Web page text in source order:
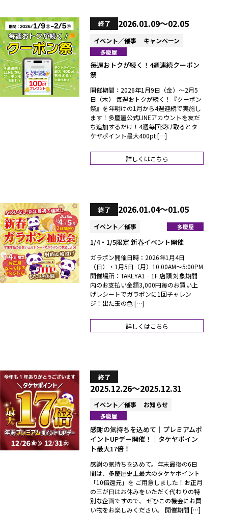
終了 2026.01.09～02.05
イベント／催事 キャンペーン
多慶屋
毎週おトクが続く！4週連続クーポン
祭
開催期間：2026年1月9日（金）～2月5
日（木） 毎週おトクが続く！『クーポン
祭』を年明けの1月から4週連続で実施し
ます！多慶屋公式LINEアカウントを友だ
ち追加するだけ！4週毎回受け取るとタ
ケヤポイント最大400pt […]
詳しくはこちら
終了 2026.01.04～01.05
イベント／催事 多慶屋
1/4・1/5限定 新春イベント開催
ガラポン開催日時：2026年1月4日
（日）・1月5日（月）10:00AM～5:00PM
開催場所：TAKEYA1‐1F 店頭 対象期間
内のお支払い金額3,000円毎のお買い上
げレシートでガラポンに1回チャレン
ジ！出た玉の色 […]
詳しくはこちら
終了
2025.12.26～2025.12.31
イベント／催事 お知らせ
多慶屋
感謝の気持ちを込めて｜プレミアムポ
イントUPデー開催！｜タケヤポイン
ト最大17倍！
感謝の気持ちを込めて。年末最後の6日
間は、多慶屋史上最大のタケヤポイント
「10倍還元」を ご用意しました！お正月
の三が日はお休みをいただく代わりの特
別な企画ですので、 ぜひこの機会にお買
い物をお楽しみください。 開催期間 […]